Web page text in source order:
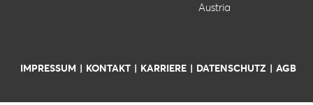
Austria
IMPRESSUM KONTAKT KARRIERE DATENSCHUTZ AGB